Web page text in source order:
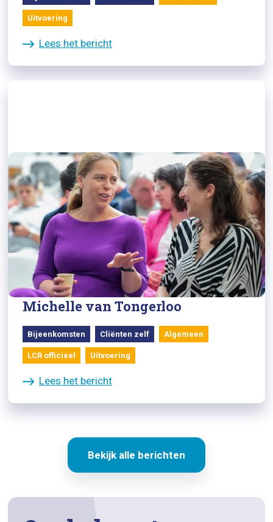
Uitvoering
Lees het bericht
13/05/2023
Carola Schouten houdt betrokken
rede, Ab Harrewijnprijs naar
Michelle van Tongerloo
Bijeenkomsten Cliënten zelf Algemeen
LCR officieel Uitvoering
Lees het bericht
Bekijk alle berichten